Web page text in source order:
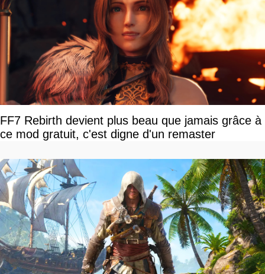
FF7 Rebirth devient plus beau que jamais grâce à
ce mod gratuit, c'est digne d'un remaster